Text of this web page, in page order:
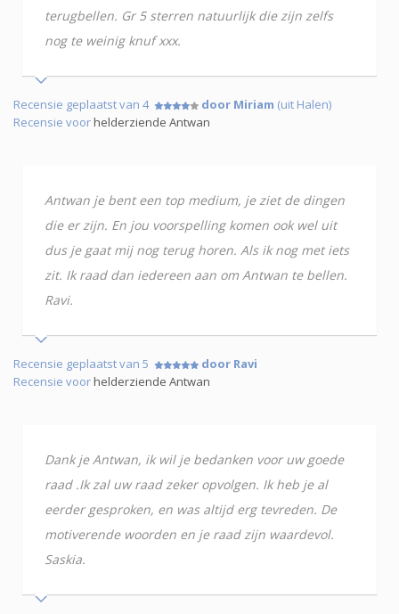
terugbellen. Gr 5 sterren natuurlijk die zijn zelfs
nog te weinig knuf xxx.
Recensie geplaatst van 4 door Miriam (uit Halen)
Recensie voorhelderziende Antwan
Antwan je bent een top medium, je ziet de dingen
die er zijn. En jou voorspelling komen ook wel uit
dus je gaat mij nog terug horen. Als ik nog met iets
zit. Ik raad dan iedereen aan om Antwan te bellen.
Ravi.
Recensie geplaatst van 5
door Ravi
Recensie voorhelderziende Antwan
Dank je Antwan, ik wil je bedanken voor uw goede
raad .Ik zal uw raad zeker opvolgen. Ik heb je al
eerder gesproken, en was altijd erg tevreden. De
motiverende woorden en je raad zijn waardevol.
Saskia.